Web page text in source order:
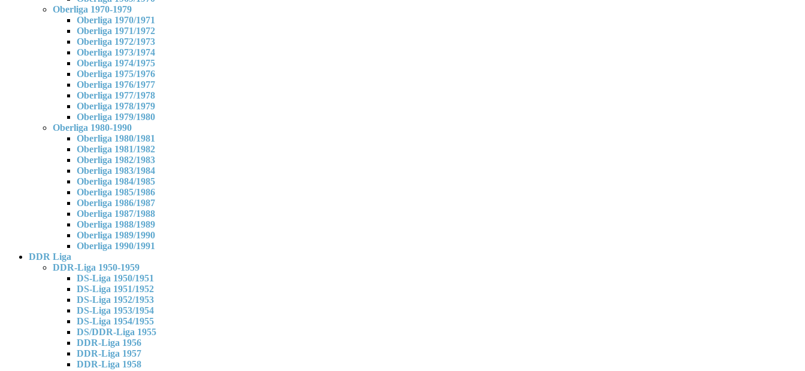
Oberliga 1970-1979
Oberliga 1970/1971
Oberliga 1971/1972
Oberliga 1972/1973
Oberliga 1973/1974
Oberliga 1974/1975
Oberliga 1975/1976
Oberliga 1976/1977
Oberliga 1977/1978
Oberliga 1978/1979
Oberliga 1979/1980
Oberliga 1980-1990
Oberliga 1980/1981
Oberliga 1981/1982
Oberliga 1982/1983
Oberliga 1983/1984
Oberliga 1984/1985
Oberliga 1985/1986
Oberliga 1986/1987
Oberliga 1987/1988
Oberliga 1988/1989
Oberliga 1989/1990
Oberliga 1990/1991
DDR Liga
DDR-Liga 1950-1959
DS-Liga 1950/1951
DS-Liga 1951/1952
DS-Liga 1952/1953
DS-Liga 1953/1954
DS-Liga 1954/1955
DS/DDR-Liga 1955
DDR-Liga 1956
DDR-Liga 1957
DDR-Liga 1958